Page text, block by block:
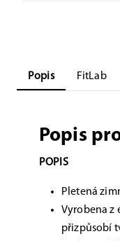
Popis FitLab
Popis
POPIS
Pletená
Vyrobena z
přizpůsobí